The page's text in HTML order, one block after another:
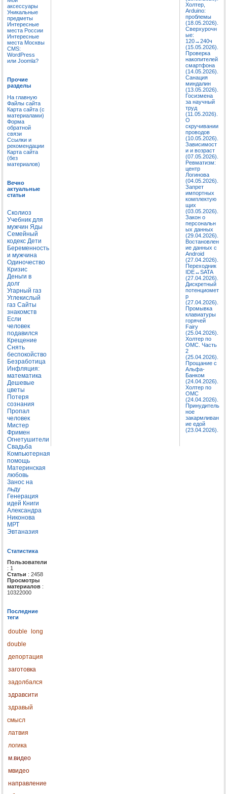
аксессуары
Уникальные
предметы
Интересные
места России
Интересные
места Москвы
CMS:
WordPress
или Joomla?
Прочие
разделы
На главную
Файлы сайта
Карта сайта (с
материалами)
Форма
обратной
связи
Ссылки и
рекомендации
Карта сайта
(без
материалов)
Вечно
актуальные
статьи
Сколиоз
Учебник для
мужчин Яды
Семейный
кодекс Дети
Беременность
и мужчина
Одиночество
Кризис
Деньги в
долг
Угарный газ
Углекислый
газ Сайты
знакомств
Если
человек
подавился
Крещение
Снять
беспокойство
Безработица
Инфляция:
математика
Дешевые
цветы
Потеря
сознания
Пропал
человек
Мистер
Фримен
Огнетушители
Свадьба
Компьютерная
помощь
Материнская
любовь
Занос на
льду
Генерация
идей Книги
Александра
Никонова
МРТ
Эвтаназия
Статистика
Пользователи
: 1
Статьи : 2458
Просмотры
материалов :
10322000
Последние
теги
double
long
double
депортация
заготовка
задолбался
здравсити
здравый
смысл
латвия
логика
м.видео
мвидео
направление
Холтер,
Arduino:
проблемы
(18.05.2026).
Сверхурочн
ые:
120→240ч
(15.05.2026).
Проверка
накопителей
смартфона
(14.05.2026).
Санация
миндалин
(13.05.2026).
Госизмена
за научный
труд
(11.05.2026).
О
скручивании
проводов
(10.05.2026).
Зависимост
и и возраст
(07.05.2026).
Ревматизм:
центр
Логинова
(04.05.2026).
Запрет
импортных
комплектую
щих
(03.05.2026).
Закон о
персональн
ых данных
(29.04.2026).
Востановлен
ие данных с
Android
(27.04.2026).
Переходник
IDE↔SATA
(27.04.2026).
Дискретный
потенциомет
р
(27.04.2026).
Промывка
клавиатуры
горячей
Fairy
(25.04.2026).
Холтер по
ОМС. Часть
2
(25.04.2026).
Прощание с
Альфа-
Банком
(24.04.2026).
Холтер по
ОМС
(24.04.2026).
Принудитель
ное
закармливан
ие едой
(23.04.2026).